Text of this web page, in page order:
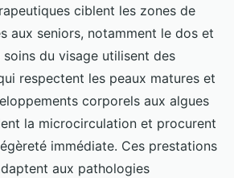
ciblent les zones de
aux seniors, notamment le dos et
soins du visage utilisent des
respectent les peaux matures et
corporels aux algues
la microcirculation et procurent
immédiate. Ces prestations
aux pathologies